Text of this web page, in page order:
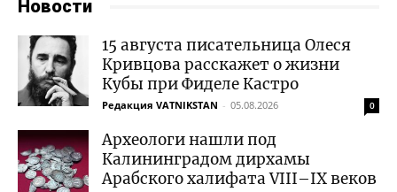
Новости
15 августа писательница Олеся
Кривцова расскажет о жизни
Кубы при Фиделе Кастро
Редакция VATNIKSTAN - 05.08.2026 0
Археологи нашли под
Калининградом дирхамы
Арабского халифата VIII–IX веков